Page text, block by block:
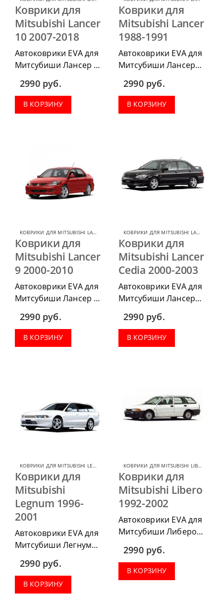
Коврики для
Mitsubishi Lancer
10 2007-2018
Автоковрики EVA для
Митсубиши Лансер 10
приобрести в
комплектации:
водительский коврик,
2990 руб.
В КОРЗИНУ
Коврики для
Mitsubishi Lancer
1988-1991
Автоковрики EVA для
Митсубиши Лансер
приобрести в
комплектации:
водительский коврик,
2990 руб.
В КОРЗИНУ
КОВРИКИ ДЛЯ MITSUBISHI LANCER КОВРИКИ ДЛЯ MITSUBISHI
Коврики для
Mitsubishi Lancer
9 2000-2010
Автоковрики EVA для
Митсубиши Лансер 9
приобрести в
комплектации:
водительский коврик,
2990 руб.
В КОРЗИНУ
КОВРИКИ ДЛЯ MITSUBISHI LANCER CEDIA
Коврики для
Mitsubishi Lancer
Cedia 2000-2003
Автоковрики EVA для
Митсубиши Лансер
можно приобрести в
комплектации:
водительский коврик,
2990 руб.
В КОРЗИНУ
КОВРИКИ ДЛЯ MITSUBISHI LEGNUM КОВРИКИ ДЛЯ MITSUBISHI
Коврики для
Mitsubishi
Legnum 1996-
2001
Автоковрики EVA для
Митсубиши Легнум
приобрести в
комплектации:
водительский коврик,
2990 руб.
В КОРЗИНУ
КОВРИКИ ДЛЯ MITSUBISHI LIBERO
Коврики для
Mitsubishi Libero
1992-2002
Автоковрики EVA для
Митсубиши Либеро
приобрести в
комплектации:
водительский коврик,
2990 руб.
В КОРЗИНУ